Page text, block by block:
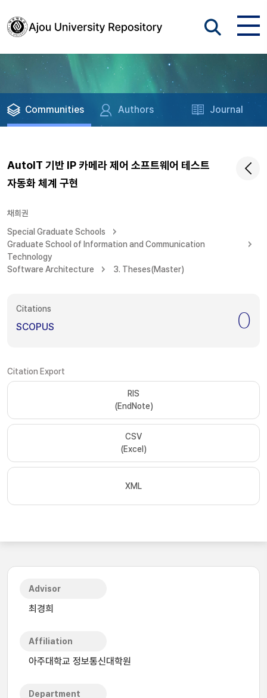
Communities Authors Journal
AutoIT 기반 IP 카메라 제어 소프트웨어 테스트
자동화 체계 구현
채희권
Special Graduate Schools
Graduate School of Information and Communication
Technology
Software Architecture
3. Theses(Master)
Citations
SCOPUS 0
Citation Export
RIS
(EndNote)
CSV
(Excel)
XML
Advisor
최경희
Affiliation
아주대학교 정보통신대학원
Department